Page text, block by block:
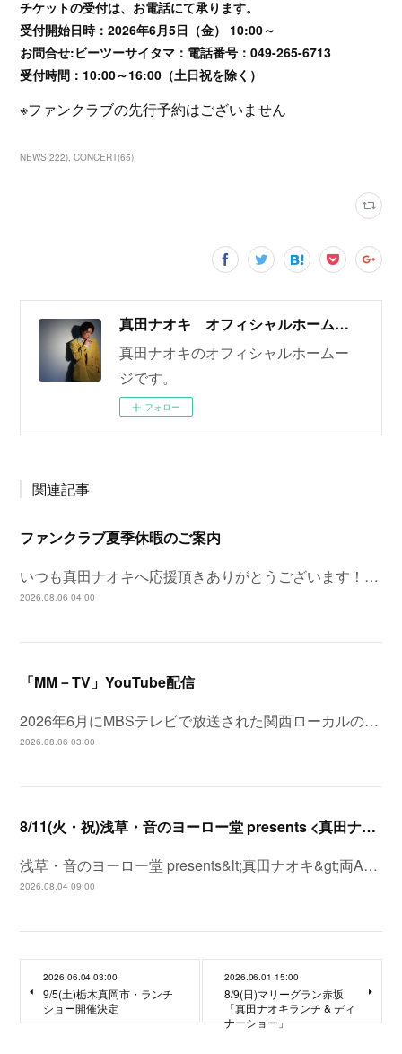
チケットの受付は、お電話にて承ります。
受付開始日時：2026年6月5日（金） 10:00～
お問合せ:ビーツーサイタマ：電話番号：049-265-6713
受付時間：10:00～16:00（土日祝を除く）
※ファンクラブの先行予約はございません
NEWS(222) CONCERT(65)
真田ナオキ オフィシャルホームページ
真田ナオキのオフィシャルホームー
ジです。
フォロー
関連記事
ファンクラブ夏季休暇のご案内
いつも真田ナオキへ応援頂きありがとうございます！…
2026.08.06 04:00
「MM－TV」YouTube配信
2026年6月にMBSテレビで放送された関西ローカルの…
2026.08.06 03:00
8/11(火・祝)浅草・音のヨーロー堂 presents <真田ナオキ>両A面シングル「プルメリア ラプソディ / 陽が沈む前に…」発売記念 スペシャルイベント開催決定！
浅草・音のヨーロー堂 presents&lt;真田ナオキ&gt;両A…
2026.08.04 09:00
2026.06.04 03:00
9/5(土)栃木真岡市・ランチ
ショー開催決定
2026.06.01 15:00
8/9(日)マリーグラン赤坂
「真田ナオキランチ & ディ
ナーショー」